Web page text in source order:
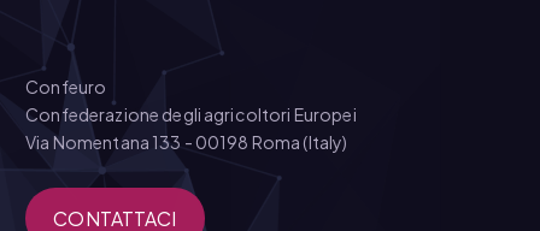
Confeuro
Confederazione degli agricoltori Europei
Via Nomentana 133 - 00198 Roma (Italy)
CONTATTACI